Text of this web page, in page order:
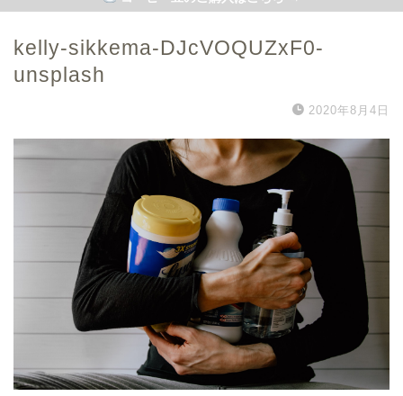
kelly-sikkema-DJcVOQUZxF0-
unsplash
2020年8月4日